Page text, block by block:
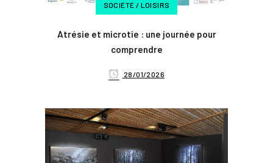
SOCIÉTÉ / LOISIRS
Atrésie et microtie : une journée pour
comprendre
28/01/2026